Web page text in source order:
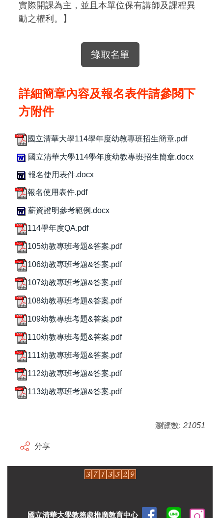
實際開課為主，並且本單位保有講師及課程異
動之權利。】
詳細簡章內容及報名表件請參閱下
方附件
國立清華大學114學年度幼教專班招生簡章.pdf
國立清華大學114學年度幼教專班招生簡章.docx
報名使用表件.docx
報名使用表件.pdf
薪資證明參考範例.docx
114學年度QA.pdf
105幼教專班考題&答案.pdf
106幼教專班考題&答案.pdf
107幼教專班考題&答案.pdf
108幼教專班考題&答案.pdf
109幼教專班考題&答案.pdf
110幼教專班考題&答案.pdf
111幼教專班考題&答案.pdf
112幼教專班考題&答案.pdf
113幼教專班考題&答案.pdf
瀏覽數: 21051
分享
國立清華大學教務處推廣教育中心